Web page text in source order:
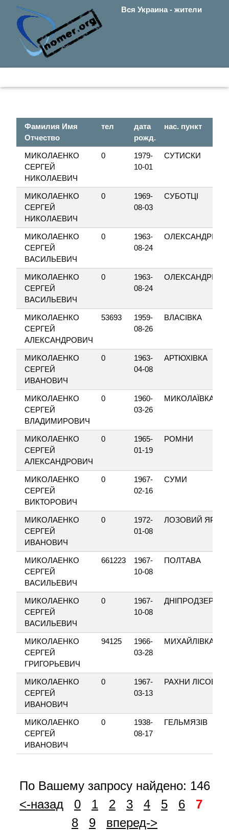
Вся Украина - жители
Фамилия Имя
Отчество
тел
дата
рожд.
нас. пункт
МИКОЛАЕНКО
СЕРГЕЙ
НИКОЛАЕВИЧ
0
1979-
10-01
СУТИСКИ
МИКОЛАЕНКО
СЕРГЕЙ
НИКОЛАЕВИЧ
0
1969-
08-03
СУБОТЦІ
МИКОЛАЕНКО
СЕРГЕЙ
ВАСИЛЬЕВИЧ
0
1963-
08-24
ОЛЕКСАНДРІЯ
МИКОЛАЕНКО
СЕРГЕЙ
ВАСИЛЬЕВИЧ
0
1963-
08-24
ОЛЕКСАНДРІЯ
МИКОЛАЕНКО
СЕРГЕЙ
АЛЕКСАНДРОВИЧ
53693
1959-
08-26
ВЛАСІВКА
МИКОЛАЕНКО
СЕРГЕЙ
ИВАНОВИЧ
0
1963-
04-08
АРТЮХІВКА
МИКОЛАЕНКО
СЕРГЕЙ
ВЛАДИМИРОВИЧ
0
1960-
03-26
МИКОЛАЇВКА
МИКОЛАЕНКО
СЕРГЕЙ
АЛЕКСАНДРОВИЧ
0
1965-
01-19
РОМНИ
МИКОЛАЕНКО
СЕРГЕЙ
ВИКТОРОВИЧ
0
1967-
02-16
СУМИ
МИКОЛАЕНКО
СЕРГЕЙ
ИВАНОВИЧ
0
1972-
01-08
ЛОЗОВИЙ ЯР
МИКОЛАЕНКО
СЕРГЕЙ
ВАСИЛЬЕВИЧ
661223
1967-
10-08
ПОЛТАВА
МИКОЛАЕНКО
СЕРГЕЙ
ВАСИЛЬЕВИЧ
0
1967-
10-08
МИКОЛАЕНКО
СЕРГЕЙ
ГРИГОРЬЕВИЧ
94125
1966-
03-28
МИХАЙЛІВКА
МИКОЛАЕНКО
СЕРГЕЙ
ИВАНОВИЧ
0
1967-
03-13
РАХНИ ЛІСОВІ
МИКОЛАЕНКО
СЕРГЕЙ
ИВАНОВИЧ
0
1938-
08-17
ГЕЛЬМЯЗІВ
По Вашему запросу найдено: 146
<-назад
0 1 2 3 4 5 6
7
8
9 вперед->